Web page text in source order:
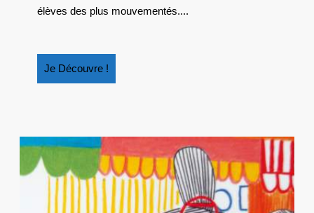
DÉNOUEMENT
élèves des plus mouvementés....
Je Découvre !
Découvre